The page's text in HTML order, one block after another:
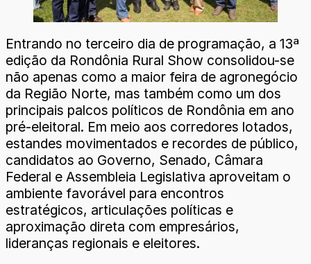
Entrando no terceiro dia de programação, a 13ª
edição da Rondônia Rural Show consolidou-se
não apenas como a maior feira de agronegócio
da Região Norte, mas também como um dos
principais palcos políticos de Rondônia em ano
pré-eleitoral. Em meio aos corredores lotados,
estandes movimentados e recordes de público,
candidatos ao Governo, Senado, Câmara
Federal e Assembleia Legislativa aproveitam o
ambiente favorável para encontros
estratégicos, articulações políticas e
aproximação direta com empresários,
lideranças regionais e eleitores.